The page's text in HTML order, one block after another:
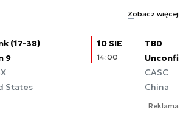
Zobacz więcej
(17-38)
9
States
10 SIE
14:00
TBD
CASC
China
Reklama